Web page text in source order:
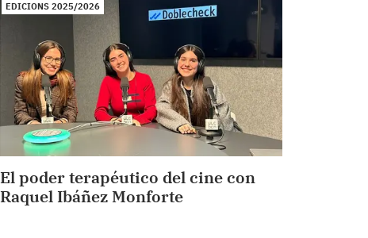
EDICIONS 2025/2026
El poder terapéutico del cine con
Raquel Ibáñez Monforte